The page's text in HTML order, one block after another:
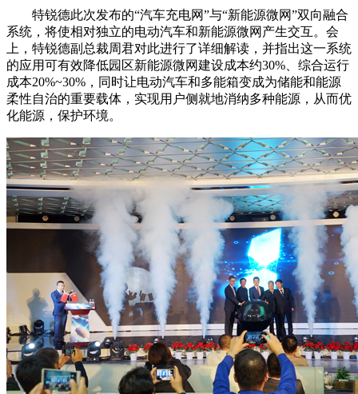
特锐德此次发布的“汽车充电网”与“新能源微网”双向融合
系统，将使相对独立的电动汽车和新能源微网产生交互。会
上，特锐德副总裁周君对此进行了详细解读，并指出这一系统
的应用可有效降低园区新能源微网建设成本约30%、综合运行
成本20%~30%，同时让电动汽车和多能箱变成为储能和能源
柔性自治的重要载体，实现用户侧就地消纳多种能源，从而优
化能源，保护环境。